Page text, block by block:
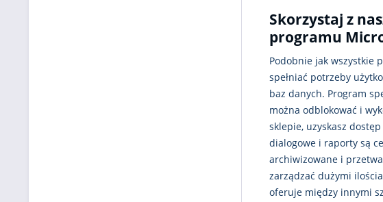
Skorzystaj z
programu
Podobnie jak wszystkie
spełniać potrzeby
baz danych. Program
można odblokować i
sklepie, uzyskasz
dialogowe i raporty są
archiwizowane i
zarządzać dużymi
oferuje między innymi